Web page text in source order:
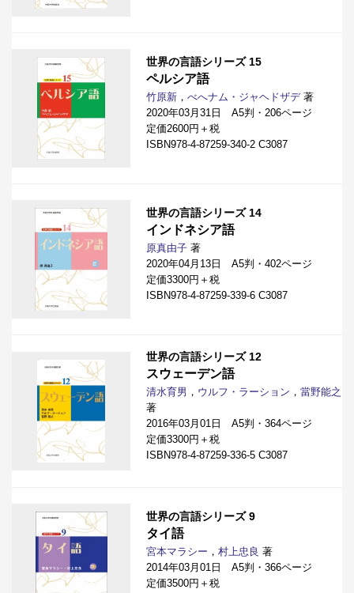
世界の言語シリーズ 15
ペルシア語
竹原新 ， べへナム・ジャヘドザデ著
2020年03月31日 A5判・206ページ
定価2600円＋税
ISBN978-4-87259-340-2 C3087
世界の言語シリーズ 14
インドネシア語
原真由子 著
2020年04月13日 A5判・402ページ
定価3300円＋税
ISBN978-4-87259-339-6 C3087
世界の言語シリーズ 12
スウェーデン語
清水育男 ， ウルフ・ラーション ， 當野能之
著
2016年03月01日 A5判・364ページ
定価3300円＋税
ISBN978-4-87259-336-5 C3087
世界の言語シリーズ 9
タイ語
宮本マラシー ， 村上忠良 著
2014年03月01日 A5判・366ページ
定価3500円＋税